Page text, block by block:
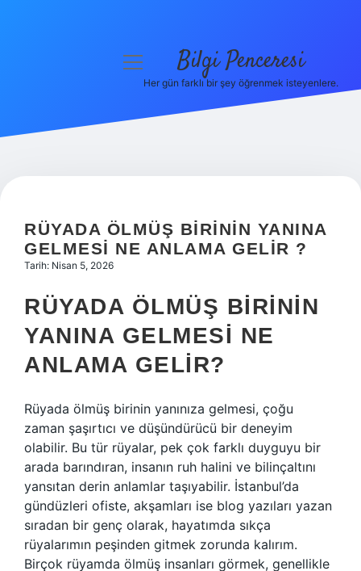
Hakkımızda
menüyü
Bilgi Penceresi
Her gün farklı bir şey öğrenmek isteyenlere.
RÜYADA ÖLMÜŞ BIRININ YANINA
GELMESI NE ANLAMA GELIR ?
Tarih: Nisan 5, 2026
RÜYADA ÖLMÜŞ BIRININ
YANINA GELMESI NE
ANLAMA GELIR?
Rüyada ölmüş birinin yanınıza gelmesi, çoğu
zaman şaşırtıcı ve düşündürücü bir deneyim
olabilir. Bu tür rüyalar, pek çok farklı duyguyu bir
arada barındıran, insanın ruh halini ve bilinçaltını
yansıtan derin anlamlar taşıyabilir. İstanbul’da
gündüzleri ofiste, akşamları ise blog yazıları yazan
sıradan bir genç olarak, hayatımda sıkça
rüyalarımın peşinden gitmek zorunda kalırım.
Birçok rüyamda ölmüş insanları görmek, genellikle